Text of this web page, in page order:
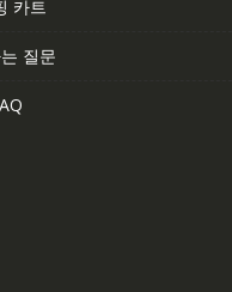
카트
질문